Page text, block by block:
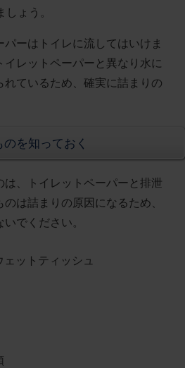
ょう。
パーはトイレに流してはいけま
イレットペーパーと異なり水に
れているため、確実に詰まりの
を知っておく
、
トイレットペーパーと排泄
は詰まりの原因になるため、
でください。
ットティッシュ